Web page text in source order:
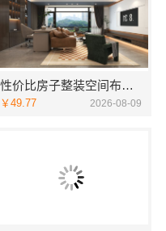
性价比房子整装空间布局上门服务—浙江乐享新材料有限公司
￥49.77 2026-08-09